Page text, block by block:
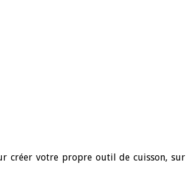
créer votre propre outil de cuisson, sur